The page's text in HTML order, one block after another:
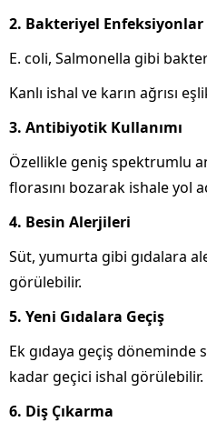
2. Bakteriyel Enfeksiyonlar
E. coli, Salmonella gibi
Kanlı ishal ve karın ağrısı
3. Antibiyotik Kullanımı
Özellikle geniş spektrumlu
florasını bozarak ishale yol
4. Besin Alerjileri
Süt, yumurta gibi gıdalara
görülebilir.
5. Yeni Gıdalara Geçiş
Ek gıdaya geçiş döneminde
kadar geçici ishal görülebilir.
6. Diş Çıkarma